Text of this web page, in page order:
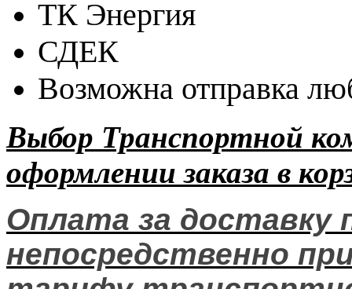
ТК Энергия
СДЕК
Возможна отправка
Выбор Транспортной
оформлении заказа в
Оплата за доставку
непосредственно